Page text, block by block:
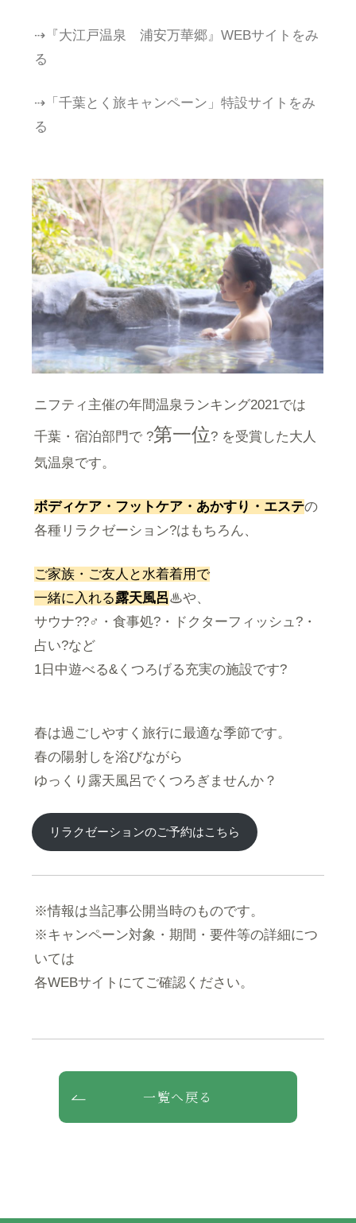
⇢『大江戸温泉 浦安万華郷』WEBサイトをみ
る
⇢「千葉とく旅キャンペーン」特設サイトをみ
る
ニフティ主催の年間温泉ランキング2021では
千葉・宿泊部門で ?第一位? を受賞した大人
気温泉です。
ボディケア・フットケア・あかすり・エステの
各種リラクゼーション?はもちろん、
ご家族・ご友人と水着着用で
一緒に入れる露天風呂♨や、
サウナ??‍♂️・食事処?・ドクターフィッシュ?・
占い?など
1日中遊べる&くつろげる充実の施設です?
春は過ごしやすく旅行に最適な季節です。
春の陽射しを浴びながら
ゆっくり露天風呂でくつろぎませんか？
リラクゼーションのご予約はこちら
※情報は当記事公開当時のものです。
※キャンペーン対象・期間・要件等の詳細につ
いては
各WEBサイトにてご確認ください。
一覧へ戻る